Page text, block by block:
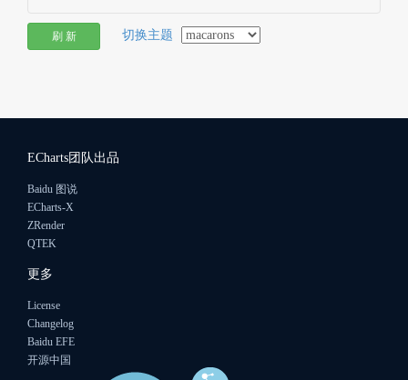
刷 新 切换主题
ECharts团队出品
Baidu 图说
ECharts-X
ZRender
QTEK
更多
License
Changelog
Baidu EFE
开源中国